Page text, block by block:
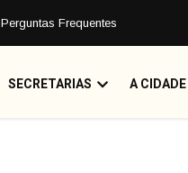
Perguntas Frequentes
SECRETARIAS A CIDADE